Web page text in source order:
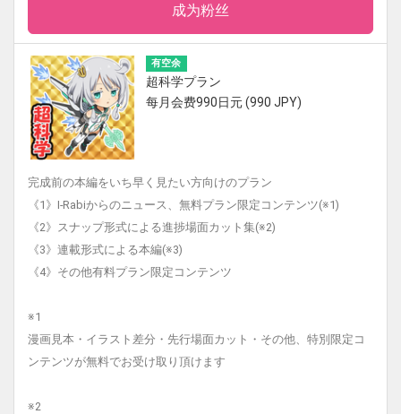
成为粉丝
有空余
超科学プラン
每月会费990日元 (990 JPY)
完成前の本編をいち早く見たい方向けのプラン
《1》I-Rabiからのニュース、無料プラン限定コンテンツ(※1)
《2》スナップ形式による進捗場面カット集(※2)
《3》連載形式による本編(※3)
《4》その他有料プラン限定コンテンツ
※1
漫画見本・イラスト差分・先行場面カット・その他、特別限定コ
ンテンツが無料でお受け取り頂けます
※2